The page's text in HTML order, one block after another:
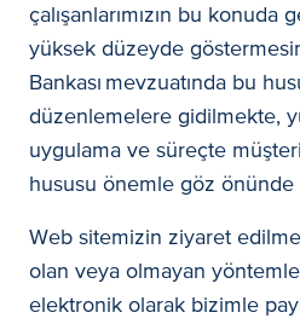
çalışanlarımızın bu konuda
yüksek düzeyde
Bankası mevzuatında bu
düzenlemelere gidilmekte,
uygulama ve süreçte
hususu önemle göz önünde
Web sitemizin ziyaret
olan veya olmayan
elektronik olarak bizimle